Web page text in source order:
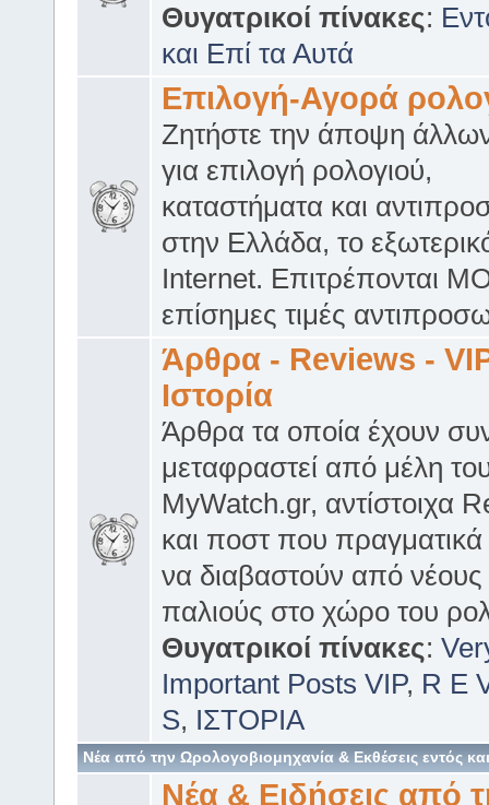
Θυγατρικοί πίνακες:
και Επί τα Αυτά
Επιλογή-Αγορά
Ζητήστε την άποψη
για επιλογή ρολογιού,
καταστήματα και
στην Ελλάδα, το
Internet. Επιτρέπονται
επίσημες τιμές
Άρθρα - Reviews -
Ιστορία
Άρθρα τα οποία έχουν
μεταφραστεί από μέλη
MyWatch.gr, αντίστοιχα
και ποστ που πραγματικά
να διαβαστούν από νέους
παλιούς στο χώρο του
Θυγατρικοί πίνακες:
Important Posts VIP, R E
S, ΙΣΤΟΡΙΑ
Νέα από την Ωρολογοβιομηχανία & Εκθέσεις εντός
Νέα & Ειδήσεις από